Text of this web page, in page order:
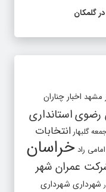
مشهد اخبار چناران
رضویاستانداری
گلبهار انتخابات
راد خراسان
عمران شهر
شهرداری شهرداری